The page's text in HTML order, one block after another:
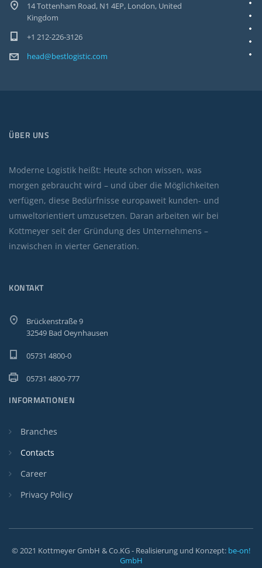
14 Tottenham Road, N1 4EP, London, United
Kingdom
+1 212-226-3126
head@bestlogistic.com
ÜBER UNS
Moderne Logistik heißt: Heute schon wissen, was
morgen gebraucht wird – und über die Möglichkeiten
verfügen, diese Bedürfnisse europaweit kunden- und
umweltorientiert umzusetzen. Daran arbeiten wir bei
Kottmeyer seit der Gründung des Unternehmens –
inzwischen in vierter Generation.
KONTAKT
Brückenstraße 9
32549 Bad Oeynhausen
05731 4800-0
05731 4800-777
INFORMATIONEN
Branches
Contacts
Career
Privacy Policy
© 2021 Kottmeyer GmbH & Co.KG - Realisierung und Konzept: be-on!
GmbH